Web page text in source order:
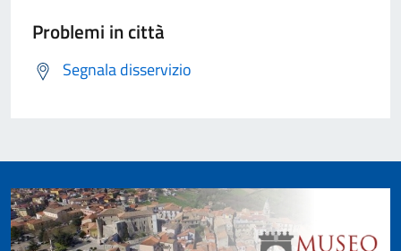
Problemi in città
Segnala disservizio